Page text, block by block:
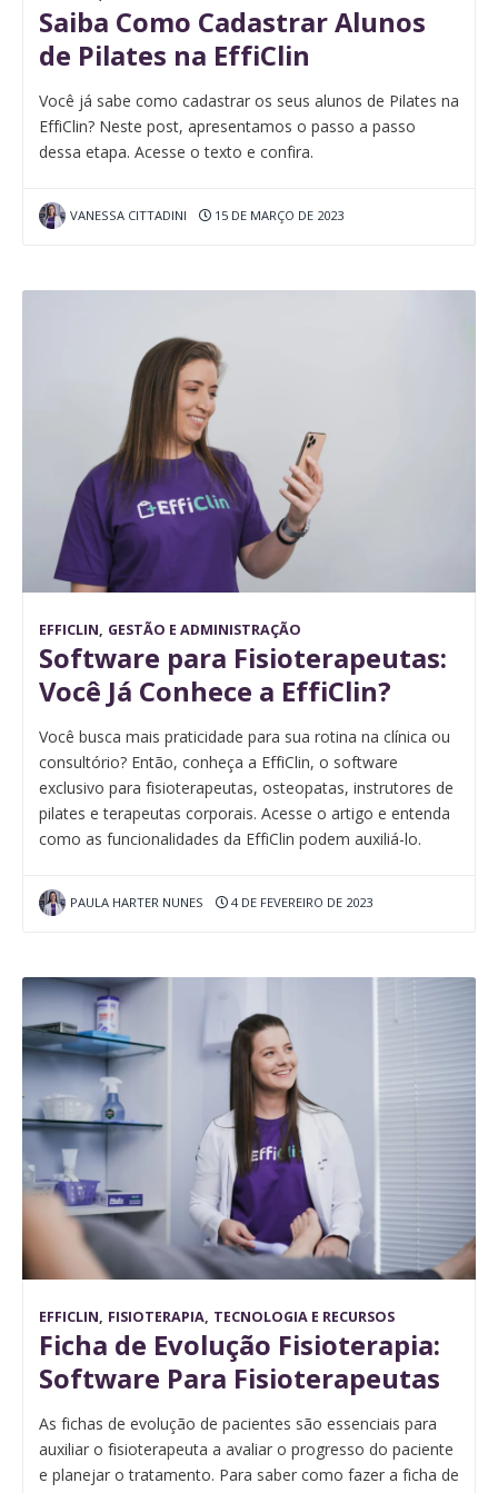
Saiba Como Cadastrar Alunos
de Pilates na EffiClin
Você já sabe como cadastrar os seus alunos de Pilates na
EffiClin? Neste post, apresentamos o passo a passo
dessa etapa. Acesse o texto e confira.
VANESSA CITTADINI 15 DE MARÇO DE 2023
EFFICLIN, GESTÃO E ADMINISTRAÇÃO
Software para Fisioterapeutas:
Você Já Conhece a EffiClin?
Você busca mais praticidade para sua rotina na clínica ou
consultório? Então, conheça a EffiClin, o software
exclusivo para fisioterapeutas, osteopatas, instrutores de
pilates e terapeutas corporais. Acesse o artigo e entenda
como as funcionalidades da EffiClin podem auxiliá-lo.
PAULA HARTER NUNES 4 DE FEVEREIRO DE 2023
EFFICLIN, FISIOTERAPIA, TECNOLOGIA E RECURSOS
Ficha de Evolução Fisioterapia:
Software Para Fisioterapeutas
As fichas de evolução de pacientes são essenciais para
auxiliar o fisioterapeuta a avaliar o progresso do paciente
e planejar o tratamento. Para saber como fazer a ficha de